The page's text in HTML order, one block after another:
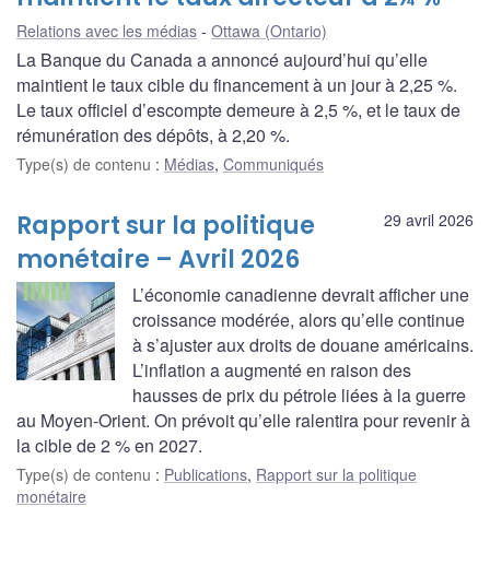
Relations avec les médias Ottawa (Ontario)
La Banque du Canada a annoncé aujourd’hui qu’elle
maintient le taux cible du financement à un jour à 2,25 %.
Le taux officiel d’escompte demeure à 2,5 %, et le taux de
rémunération des dépôts, à 2,20 %.
Type(s) de contenu : Médias, Communiqués
29 avril 2026
Rapport sur la politique
monétaire – Avril 2026
L’économie canadienne devrait afficher une
croissance modérée, alors qu’elle continue
à s’ajuster aux droits de douane américains.
L’inflation a augmenté en raison des
hausses de prix du pétrole liées à la guerre
au Moyen-Orient. On prévoit qu’elle ralentira pour revenir à
la cible de 2 % en 2027.
Type(s) de contenu : Publications, Rapport sur la politique
monétaire